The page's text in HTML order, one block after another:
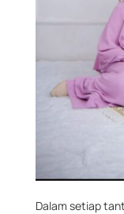
Dalam setiap